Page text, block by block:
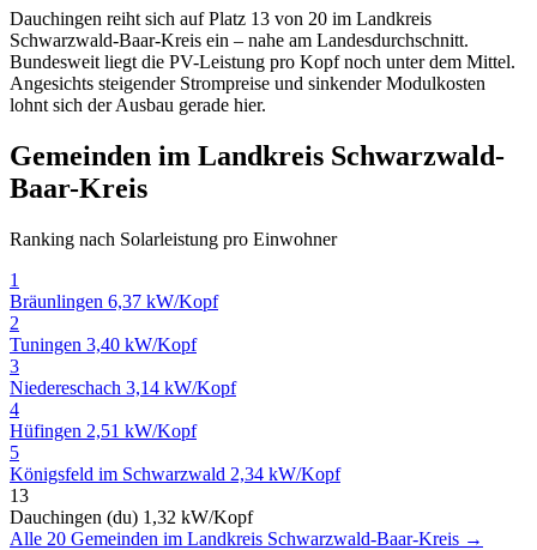
Dauchingen reiht sich auf Platz 13 von 20 im Landkreis
Schwarzwald-Baar-Kreis ein – nahe am Landesdurchschnitt.
Bundesweit liegt die PV-Leistung pro Kopf noch unter dem Mittel.
Angesichts steigender Strompreise und sinkender Modulkosten
lohnt sich der Ausbau gerade hier.
Gemeinden im Landkreis Schwarzwald-
Baar-Kreis
Ranking nach Solarleistung pro Einwohner
1
Bräunlingen 6,37 kW/Kopf
2
Tuningen 3,40 kW/Kopf
3
Niedereschach 3,14 kW/Kopf
4
Hüfingen 2,51 kW/Kopf
5
Königsfeld im Schwarzwald 2,34 kW/Kopf
13
Dauchingen (du) 1,32 kW/Kopf
Alle 20 Gemeinden im Landkreis Schwarzwald-Baar-Kreis →